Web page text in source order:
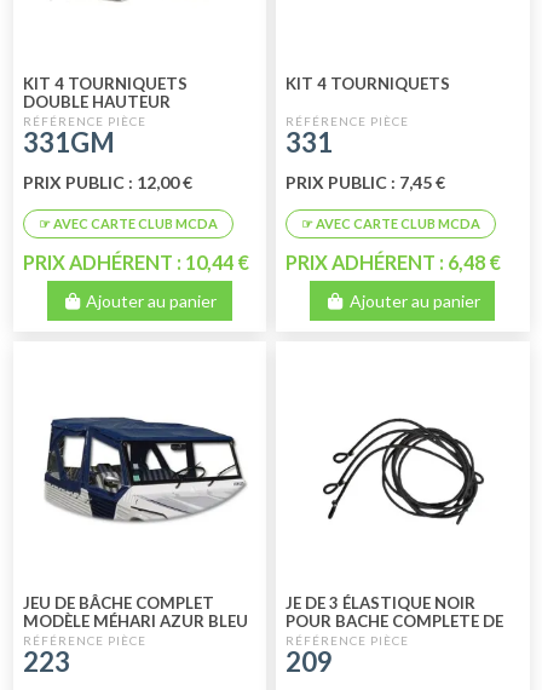
KIT 4 TOURNIQUETS
DOUBLE HAUTEUR
331GM
PRIX PUBLIC : 12,00 €
PRIX ADHÉRENT : 10,44 €
Ajouter au panier
KIT 4 TOURNIQUETS
331
PRIX PUBLIC : 7,45 €
PRIX ADHÉRENT : 6,48 €
Ajouter au panier
JEU DE BÂCHE COMPLET
MODÈLE MÉHARI AZUR BLEU
223
JE DE 3 ÉLASTIQUE NOIR
POUR BACHE COMPLETE DE
MEHARI
209